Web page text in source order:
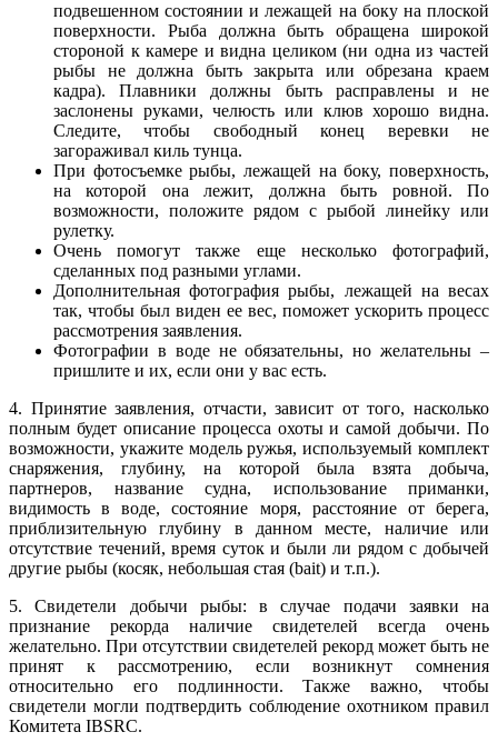
подвешенном состоянии и лежащей на боку на плоской
поверхности. Рыба должна быть обращена широкой
стороной к камере и видна целиком (ни одна из частей
рыбы не должна быть закрыта или обрезана краем
кадра). Плавники должны быть расправлены и не
заслонены руками, челюсть или клюв хорошо видна.
Следите, чтобы свободный конец веревки не
загораживал киль тунца.
При фотосъемке рыбы, лежащей на боку, поверхность,
на которой она лежит, должна быть ровной. По
возможности, положите рядом с рыбой линейку или
рулетку.
Очень помогут также еще несколько фотографий,
сделанных под разными углами.
Дополнительная фотография рыбы, лежащей на весах
так, чтобы был виден ее вес, поможет ускорить процесс
рассмотрения заявления.
Фотографии в воде не обязательны, но желательны –
пришлите и их, если они у вас есть.
4. Принятие заявления, отчасти, зависит от того, насколько
полным будет описание процесса охоты и самой добычи. По
возможности, укажите модель ружья, используемый комплект
снаряжения, глубину, на которой была взята добыча,
партнеров, название судна, использование приманки,
видимость в воде, состояние моря, расстояние от берега,
приблизительную глубину в данном месте, наличие или
отсутствие течений, время суток и были ли рядом с добычей
другие рыбы (косяк, небольшая стая (bait) и т.п.).
5. Свидетели добычи рыбы: в случае подачи заявки на
признание рекорда наличие свидетелей всегда очень
желательно. При отсутствии свидетелей рекорд может быть не
принят к рассмотрению, если возникнут сомнения
относительно его подлинности. Также важно, чтобы
свидетели могли подтвердить соблюдение охотником правил
Комитета IBSRC.